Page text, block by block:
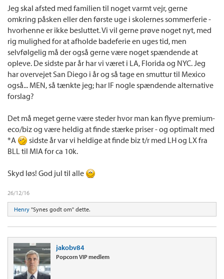
Jeg skal afsted med familien til noget varmt vejr, gerne
omkring påsken eller den første uge i skolernes sommerferie -
hvorhenne er ikke besluttet. Vi vil gerne prøve noget nyt, med
rig mulighed for at afholde badeferie en uges tid, men
selvfølgelig må der også gerne være noget spændende at
opleve. De sidste par år har vi været i LA, Florida og NYC. Jeg
har overvejet San Diego i år og så tage en smuttur til Mexico
også... MEN, så tænkte jeg; har IF nogle spændende alternative
forslag?
Det må meget gerne være steder hvor man kan flyve premium-
eco/biz og være heldig at finde stærke priser - og optimalt med
*A
sidste år var vi heldige at finde biz t/r med LH og LX fra
BLL til MIA for ca 10k.
Skyd løs! God jul til alle
26/12/16
Henry "Synes godt om" dette.
jakobv84
Popcorn VIP medlem